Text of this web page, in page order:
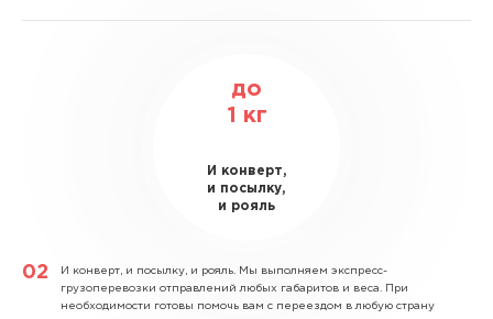
до
1
кг
И конверт,
и посылку,
и рояль
И конверт, и посылку, и рояль. Мы выполняем экспресс-
грузоперевозки отправлений любых габаритов и веса. При
необходимости готовы помочь вам с переездом в любую страну